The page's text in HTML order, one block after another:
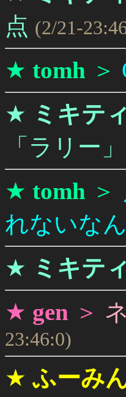
点 (2/21-
★ tomh ＞
★ ミキティ
「ラリー
★ tomh ＞
れないな
★ ミキティ
★ gen ＞
23:46:0)
★ふーみ